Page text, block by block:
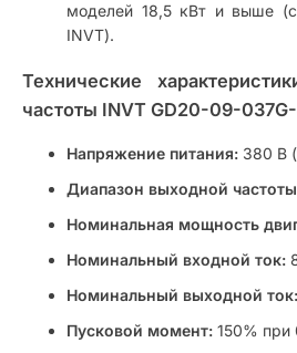
моделей 18,5 кВт и выше
INVT).
Технические
частоты INVT GD20-09-
Напряжение питания: 380 В
Диапазон выходной
Номинальная мощность
Номинальный входной ток:
Номинальный выходной ток:
Пусковой момент: 150% при